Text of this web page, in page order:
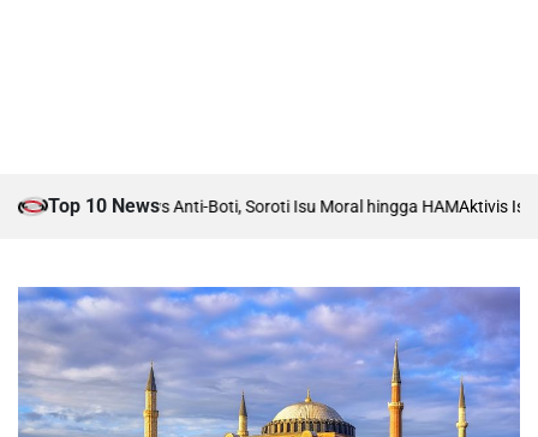
Top 10 News
Debat Boti vs Anti-Boti, Soroti Isu Moral hingga HAM Aktivis Islam